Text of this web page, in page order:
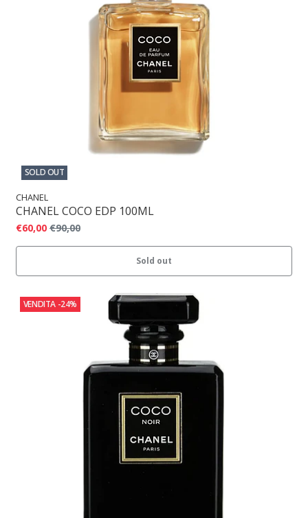
SOLD OUT
CHANEL
CHANEL COCO EDP 100ML
€60,00 €90,00
Sold out
VENDITA -24%